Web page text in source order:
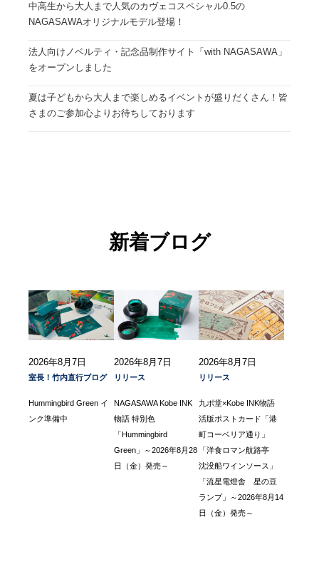
中高生から大人まで人気のカヴェコスペシャル0.5の
NAGASAWAオリジナルモデル登場！
法人向けノベルティ・記念品制作サイト「with NAGASAWA」
をオープンしました
夏は子どもから大人まで楽しめるイベントが盛りだくさん！皆
さまのご参加心よりお待ちしております
新着ブログ
2026年8月7日
室長！竹内直行ブログ
Hummingbird Green イ
ンク準備中
2026年8月7日
リリース
NAGASAWA Kobe INK
物語 特別色
「Hummingbird
Green」～2026年8月28
日（金）発売～
2026年8月7日
リリース
九ポ堂×Kobe INK物語
活版ポストカード「港
町コーベリア通り」
「洋食ロマン航路亭
沈没船ワインソース」
「流星電燈舎 星の豆
ランプ」～2026年8月14
日（金）発売～